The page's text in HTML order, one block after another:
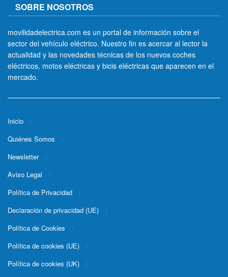
SOBRE NOSOTROS
movilidadelectrica.com es un portal de información sobre el
sector del vehículo eléctrico. Nuestro fin es acercar al lector la
actualidad y las novedades técnicas de los nuevos coches
eléctricos, motos eléctricas y bicis eléctricas que aparecen en el
mercado.
Inicio
Quiénes Somos
Newsletter
Aviso Legal
Política de Privacidad
Declaración de privacidad (UE)
Política de Cookies
Política de cookies (UE)
Política de cookies (UK)